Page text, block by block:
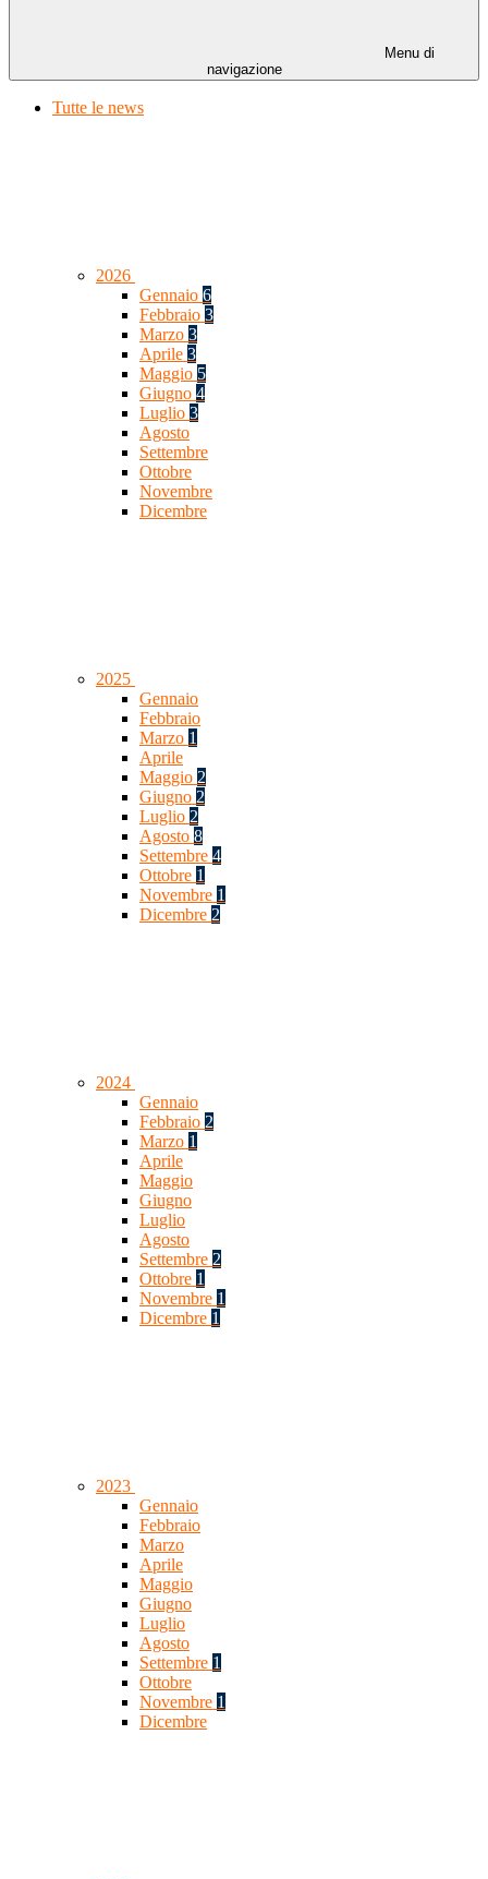
Menu di
navigazione
Tutte le news
2026
Gennaio 6
Febbraio 3
Marzo 3
Aprile 3
Maggio 5
Giugno 4
Luglio 3
Agosto
Settembre
Ottobre
Novembre
Dicembre
2025
Gennaio
Febbraio
Marzo 1
Aprile
Maggio 2
Giugno 2
Luglio 2
Agosto 8
Settembre 4
Ottobre 1
Novembre 1
Dicembre 2
2024
Gennaio
Febbraio 2
Marzo 1
Aprile
Maggio
Giugno
Luglio
Agosto
Settembre 2
Ottobre 1
Novembre 1
Dicembre 1
2023
Gennaio
Febbraio
Marzo
Aprile
Maggio
Giugno
Luglio
Agosto
Settembre 1
Ottobre
Novembre 1
Dicembre